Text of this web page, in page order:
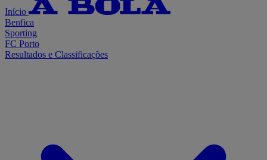
Início
Benfica
Sporting
FC Porto
Resultados e Classificações